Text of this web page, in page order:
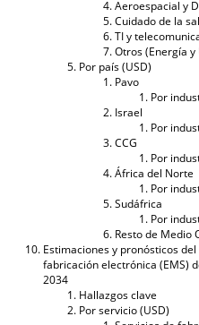
Aeroespacial y
Cuidado de la
TI y
Otros (Energía y
Por país (USD)
Pavo
Por
Israel
Por
CCG
Por
África del Norte
Por
Sudáfrica
Por
Resto de Medio
Estimaciones y pronósticos
fabricación electrónica (EMS)
2034
Hallazgos clave
Por servicio (USD)